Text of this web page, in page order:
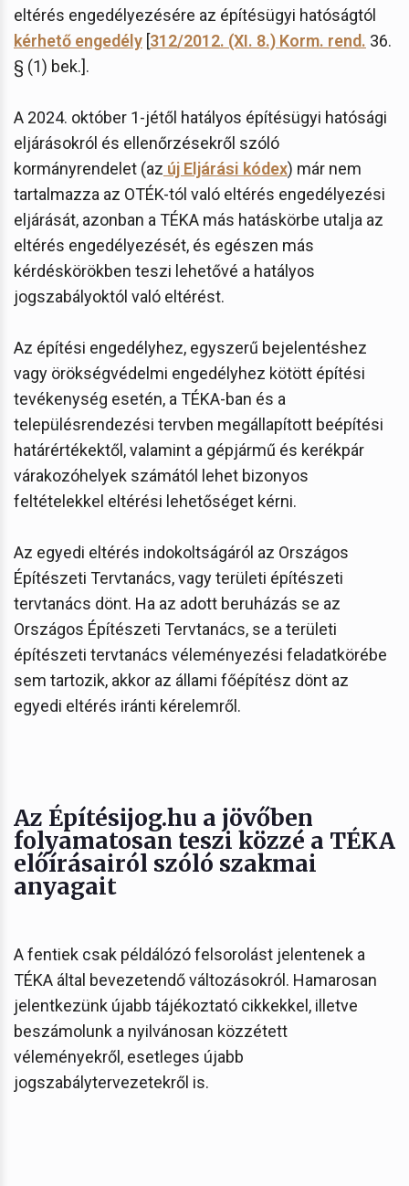
eltérés engedélyezésére az építésügyi hatóságtól
kérhető engedély [312/2012. (XI. 8.) Korm. rend. 36.
§ (1) bek.].
A 2024. október 1-jétől hatályos építésügyi hatósági
eljárásokról és ellenőrzésekről szóló
kormányrendelet (az új Eljárási kódex) már nem
tartalmazza az OTÉK-tól való eltérés engedélyezési
eljárását, azonban a TÉKA más hatáskörbe utalja az
eltérés engedélyezését, és egészen más
kérdéskörökben teszi lehetővé a hatályos
jogszabályoktól való eltérést.
Az építési engedélyhez, egyszerű bejelentéshez
vagy örökségvédelmi engedélyhez kötött építési
tevékenység esetén, a TÉKA-ban és a
településrendezési tervben megállapított beépítési
határértékektől, valamint a gépjármű és kerékpár
várakozóhelyek számától lehet bizonyos
feltételekkel eltérési lehetőséget kérni.
Az egyedi eltérés indokoltságáról az Országos
Építészeti Tervtanács, vagy területi építészeti
tervtanács dönt. Ha az adott beruházás se az
Országos Építészeti Tervtanács, se a területi
építészeti tervtanács véleményezési feladatkörébe
sem tartozik, akkor az állami főépítész dönt az
egyedi eltérés iránti kérelemről.
Az Építésijog.hu a jövőben
folyamatosan teszi közzé a TÉKA
előírásairól szóló szakmai
anyagait
A fentiek csak példálózó felsorolást jelentenek a
TÉKA által bevezetendő változásokról. Hamarosan
jelentkezünk újabb tájékoztató cikkekkel, illetve
beszámolunk a nyilvánosan közzétett
véleményekről, esetleges újabb
jogszabálytervezetekről is.